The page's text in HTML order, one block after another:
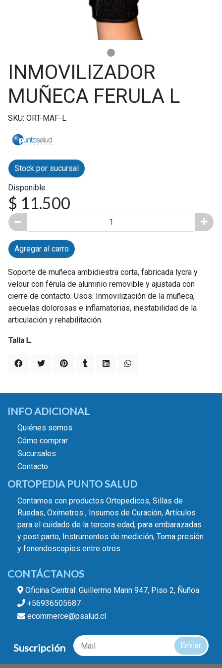
INMOVILIZADOR
MUÑECA FERULA L
SKU: ORT-MAF-L
Stock por sucursal
Disponible.
$ 11.500
Agregar al carro
Soporte de muñeca ambidiestra corta, fabricada lycra y
velour con férula de aluminio removible y ajustada con
cierre de contacto. Usos: Inmovilización de la muñeca,
secuelas dolorosas e inflamatorias, inestabilidad de la
articulación y rehabilitación.
Talla L.
INFO ADICIONAL
Quiénes somos
Cómo comprar
Sucursales
Contacto
ORTOPEDIA PUNTO SALUD
Contamos con productos Ortopedicos, Sillas de
Ruedas, Oximetros , Insumos de Curación, Artículos
para el cuidado de la tercera edad, para embarazadas
y post parto, Instrumentos de medición, Toma presión
y fonendoscopios entre otros.
CONTÁCTANOS
Oficina Central: Guillermo Mann 947, Piso 2, Ñuñoa
+56936505687
ecommerce@psalud.cl
Suscripción Enviar